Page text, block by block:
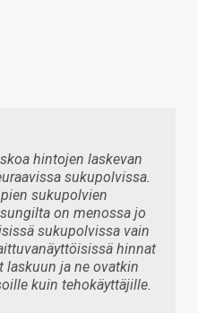
hintojen laskevan
sukupolvissa.
sukupolvien
on menossa jo
sukupolvissa vain
hinnat
laskuun ja ne ovatkin
kuin tehokäyttäjille.